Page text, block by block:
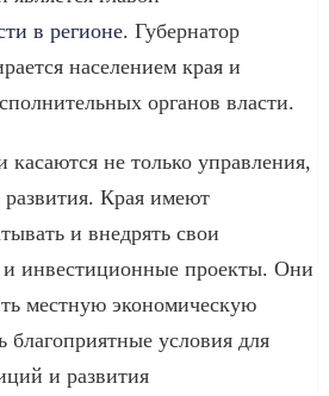
в регионе. Губернатор
населением края и
органов власти.
касаются не только управления,
Края имеют
и внедрять свои
и инвестиционные проекты. Они
местную экономическую
благоприятные условия для
и развития